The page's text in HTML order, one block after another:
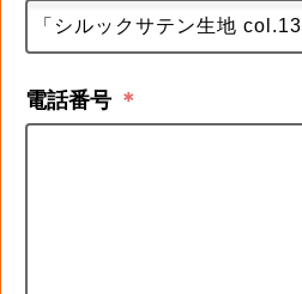
電話番号 ＊